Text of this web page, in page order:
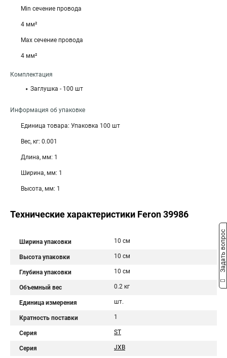
Min сечение провода
4 мм²
Max сечение провода
4 мм²
Комплектация
Заглушка - 100 шт
Информация об упаковке
Единица товара: Упаковка 100 шт
Вес, кг: 0.001
Длина, мм: 1
Ширина, мм: 1
Высота, мм: 1
Технические характеристики Feron 39986
Ширина упаковки 10 см
Высота упаковки 10 см
Глубина упаковки 10 см
Объемный вес 0.2 кг
Единица измерения шт.
Кратность поставки 1
Серия ST
Серия JXB
Задать вопрос